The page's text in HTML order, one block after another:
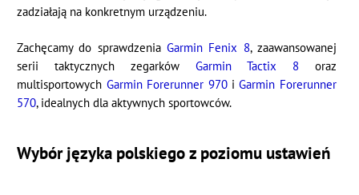
zadziałają na konkretnym urządzeniu.
Zachęcamy do sprawdzenia Garmin Fenix 8, zaawansowanej
serii taktycznych zegarków Garmin Tactix 8 oraz
multisportowych Garmin Forerunner 970iGarmin Forerunner
570, idealnych dla aktywnych sportowców.
Wybór języka polskiego z poziomu ustawień